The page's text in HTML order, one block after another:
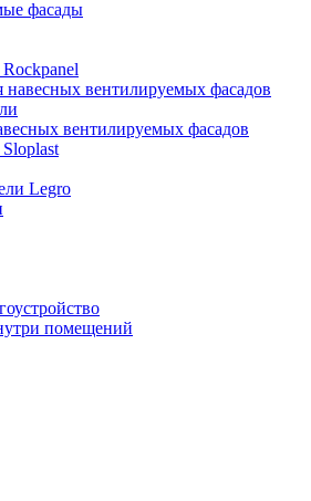
фасады
навесных вентилируемых фасадов
вентилируемых фасадов
Legro
помещений